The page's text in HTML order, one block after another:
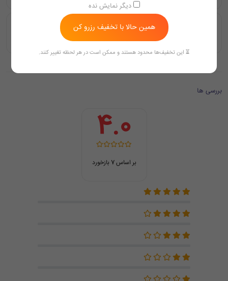
آیا هتل آپارتمان هیراد مشهد به حرم امام رضا (ع) نزدیک
بررسی ها
4.0
بر اساس 7 بازخورد
دیگر نمایش نده
همین حالا با تخفیف رزرو کن
⏳ این تخفیف‌ها محدود هستند و ممکن است در هر لحظه تغییر کنند.